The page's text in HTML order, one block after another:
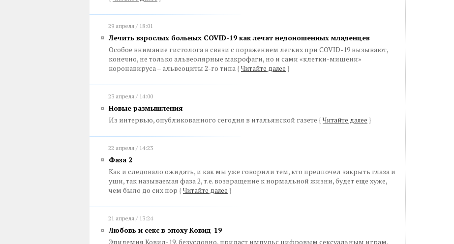
29 апреля / 18:01
Лечить взрослых больных COVID-19 как лечат недоношенных младенцев
Особое внимание гистолога в связи с поражением легких при COVID-19 вызывают,
конечно, не только альвеолярные макрофаги, но и сами «клетки-мишени»
коронавируса – альвеоциты 2-го типа { Читайте далее }
23 апреля / 14:00
Новые размышления
Из интервью, опубликованного сегодня в итальянской газете { Читайте далее }
22 апреля / 14:23
Фаза 2
Как и следовало ожидать, и как мы уже говорили тем, кто предпочел закрыть глаза и
уши, так называемая фаза 2, т.е. возвращение к нормальной жизни, будет еще хуже,
чем было до сих пор { Читайте далее }
21 апреля / 13:24
Любовь и секс в эпоху Ковид-19
Эпидемия Ковид-19, безусловно, придаст импульс цифровым сексуальным играм,